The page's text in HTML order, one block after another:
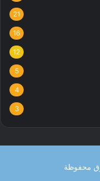
21
16
12
5
4
3